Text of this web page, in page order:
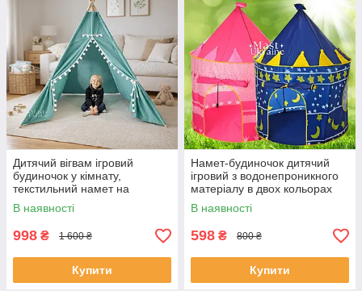
Дитячий вігвам ігровий
будиночок у кімнату,
текстильний намет на
дерев’яному каркасі,М’ятний,
VGVM-026-Green
В наявності
998 ₴ 1 600 ₴
Купити
Намет-будиночок дитячий
ігровий з водонепроникного
матеріалу в двох кольорах
ZK-101
В наявності
598 ₴ 800 ₴
Купити